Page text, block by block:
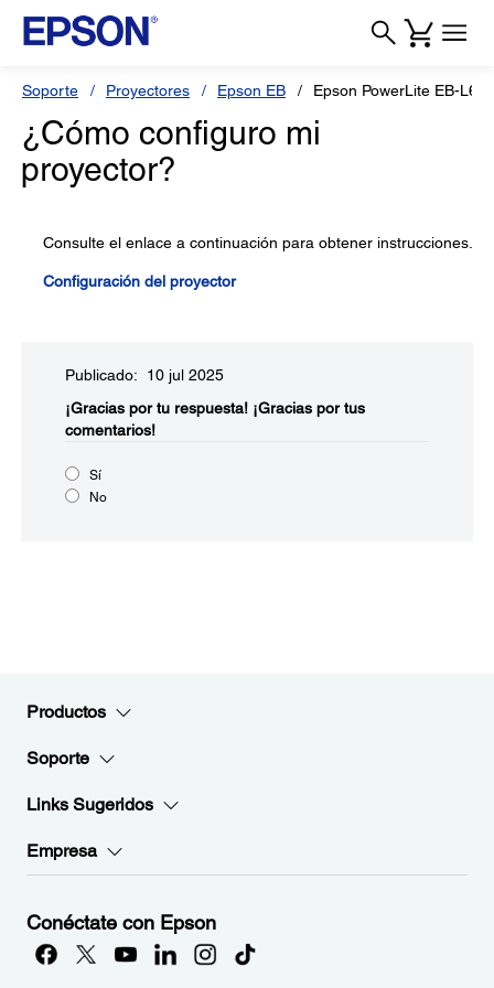
Soporte Proyectores Epson EB Epson PowerLite EB-
¿Cómo configuro mi
proyector?
Consulte el enlace a continuación para obtener instrucciones.
Configuración del proyector
Publicado: 10 jul 2025
¡Gracias por tu respuesta! ¡Gracias por tus
comentarios!
Sí
No
Productos
Soporte
Links Sugeridos
Empresa
Conéctate con Epson